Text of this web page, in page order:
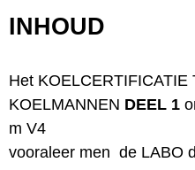
INHOUD
Het
KOELMANNEN DEEL 1
m V4
vooraleer men de LABO